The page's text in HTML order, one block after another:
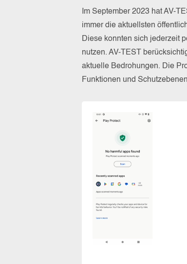
Im September 2023 hat AV-
immer die aktuellsten
Diese konnten sich jederzeit
nutzen. AV-TEST
aktuelle Bedrohungen. Die
Funktionen und